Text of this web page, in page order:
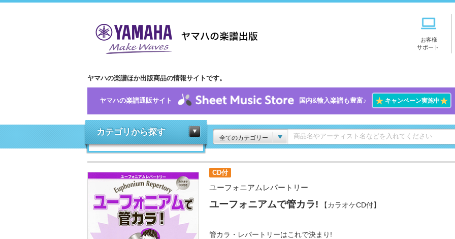
お客様
サポート
ヤマハの楽譜ほか出版商品の情報サイトです。
ヤマハの楽譜通販サイト 国内&輸入楽譜も豊富♪ ★キャンペーン実施中★
カテゴリから探す
全てのカテゴリー
CD付
ユーフォニアムレパートリー
ユーフォニアムで管カラ! 【カラオケCD付】
管カラ・レパートリーはこれで決まり!